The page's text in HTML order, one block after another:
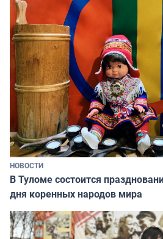
НОВОСТИ
В Туломе состоится
дня коренных народов мира